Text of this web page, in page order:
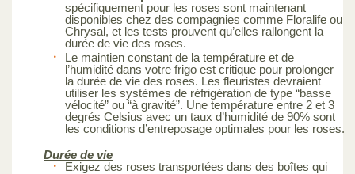
spécifiquement pour les roses sont maintenant
disponibles chez des compagnies comme Floralife ou
Chrysal, et les tests prouvent qu’elles rallongent la
durée de vie des roses.
Le maintien constant de la température et de
l’humidité dans votre frigo est critique pour prolonger
la durée de vie des roses. Les fleuristes devraient
utiliser les systèmes de réfrigération de type “basse
vélocité” ou “à gravité”. Une température entre 2 et 3
degrés Celsius avec un taux d’humidité de 90% sont
les conditions d’entreposage optimales pour les roses.
Durée de vie
Exigez des roses transportées dans des boîtes qui